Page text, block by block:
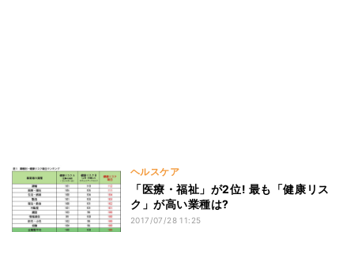
ヘルスケア
「医療・福祉」が2位! 最も「健康リス
ク」が高い業種は?
2017/07/28 11:25